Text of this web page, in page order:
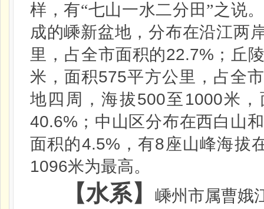
样，有“七山一水二分田”之说
成的嵊新盆地，分布在沿江两
里，占全市面积的22.7% ；丘
米 ，面积575平方公里，占全
地四周，海拔500至 1000米
40.6% ；中山区分布在西白山
面积的4.5% ，有8座山峰海拔
1096米为最高。
【水系】 嵊州市属曹娥